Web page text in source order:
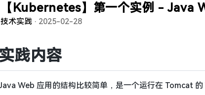
【Kubernetes】第一个实例 - Java
技术实践 · 2025-02-28
践内容
Web 应用的结构比较简单，是一个运行在 Tomcat 的